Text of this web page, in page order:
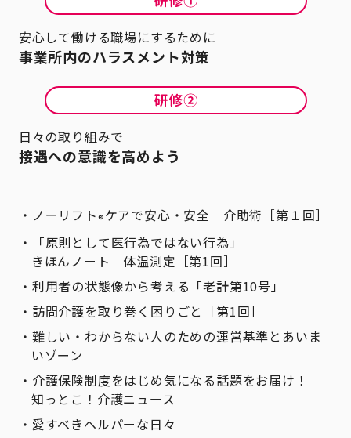
安心して働ける職場にするために
事業所内のハラスメント対策
日々の取り組みで
接遇への意識を高めよう
ノーリフト®ケアで安心・安全 介助術［第１回］
「原則として医行為ではない行為」
きほんノート 体温測定［第1回］
利用者の状態像から考える「老計第10号」
訪問介護を取り巻く困りごと［第1回］
難しい・わからない人のための運営基準とあいま
いゾーン
介護保険制度をはじめ気になる話題をお届け！
知っとこ！介護ニュース
愛すべきヘルパーな日々